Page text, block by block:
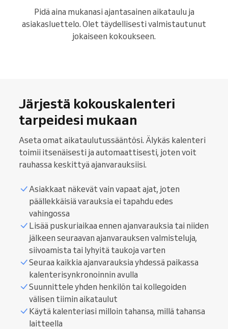
Pidä aina mukanasi ajantasainen aikataulu ja
asiakasluettelo. Olet täydellisesti valmistautunut
jokaiseen kokoukseen.
Järjestä kokouskalenteri
tarpeidesi mukaan
Aseta omat aikataulutussääntösi. Älykäs kalenteri
toimii itsenäisesti ja automaattisesti, joten voit
rauhassa keskittyä ajanvarauksiisi.
Asiakkaat näkevät vain vapaat ajat, joten
päällekkäisiä varauksia ei tapahdu edes
vahingossa
Lisää puskuriaikaa ennen ajanvarauksia tai niiden
jälkeen seuraavan ajanvarauksen valmisteluja,
siivoamista tai lyhyitä taukoja varten
Seuraa kaikkia ajanvarauksia yhdessä paikassa
kalenterisynkronoinnin avulla
Suunnittele yhden henkilön tai kollegoiden
välisen tiimin aikataulut
Käytä kalenteriasi milloin tahansa, millä tahansa
laitteella